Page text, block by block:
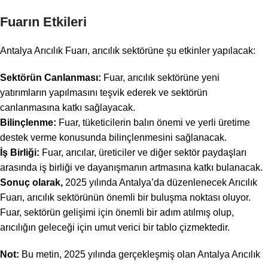
Fuarın Etkileri
Antalya Arıcılık Fuarı, arıcılık sektörüne şu etkinler yapılacak:
Sektörün Canlanması: Fuar, arıcılık sektörüne yeni
yatırımların yapılmasını teşvik ederek ve sektörün
canlanmasına katkı sağlayacak.
Bilinçlenme: Fuar, tüketicilerin balın önemi ve yerli üretime
destek verme konusunda bilinçlenmesini sağlanacak.
İş Birliği: Fuar, arıcılar, üreticiler ve diğer sektör paydaşları
arasında iş birliği ve dayanışmanın artmasına katkı bulanacak.
Sonuç olarak, 2025 yılında Antalya’da düzenlenecek Arıcılık
Fuarı, arıcılık sektörünün önemli bir buluşma noktası oluyor.
Fuar, sektörün gelişimi için önemli bir adım atılmış olup,
arıcılığın geleceği için umut verici bir tablo çizmektedir.
Not: Bu metin, 2025 yılında gerçekleşmiş olan Antalya Arıcılık